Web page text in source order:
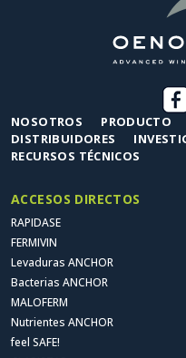
NOSOTROS PRODUCTO
DISTRIBUIDORES
RECURSOS TÉCNICOS
ACCESOS DIRECTOS
RAPIDASE
FERMIVIN
Levaduras ANCHOR
Bacterias ANCHOR
MALOFERM
Nutrientes ANCHOR
feel SAFE!